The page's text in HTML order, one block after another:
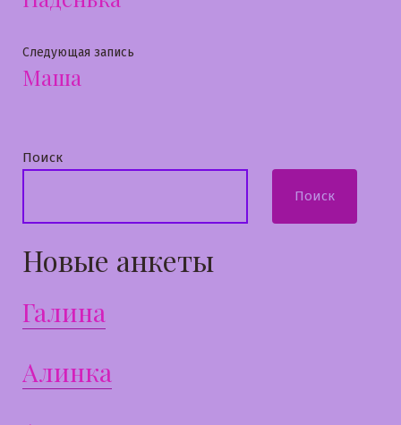
по
записям
Следующая запись
Маша
Поиск
Поиск
Новые анкеты
Галина
Алинка